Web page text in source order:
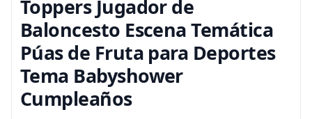
Toppers Jugador de
Baloncesto Escena Temática
Púas de Fruta para Deportes
Tema Babyshower
Cumpleaños